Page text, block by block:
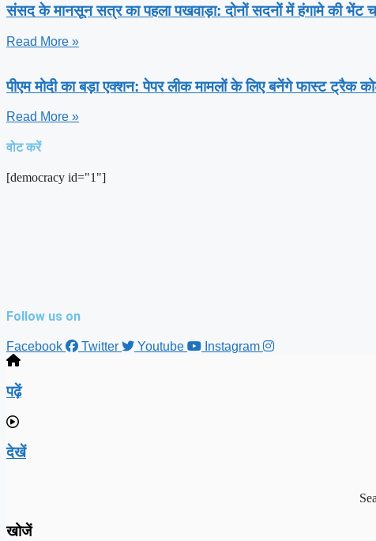
संसद के मानसून सत्र का पहला पखवाड़ा: दोनों सदनों में हंगामे की भेंट
Read More »
पीएम मोदी का बड़ा एक्शन: पेपर लीक मामलों के लिए बनेंगे फास्ट ट्रैक
Read More »
वोट करें
[democracy id="1"]
Follow us on
Facebook Twitter Youtube Instagram
पढ़ें
देखें
खोजें